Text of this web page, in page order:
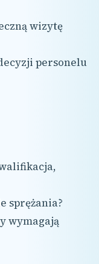
wizytę
personelu
sprężania?
wymagają